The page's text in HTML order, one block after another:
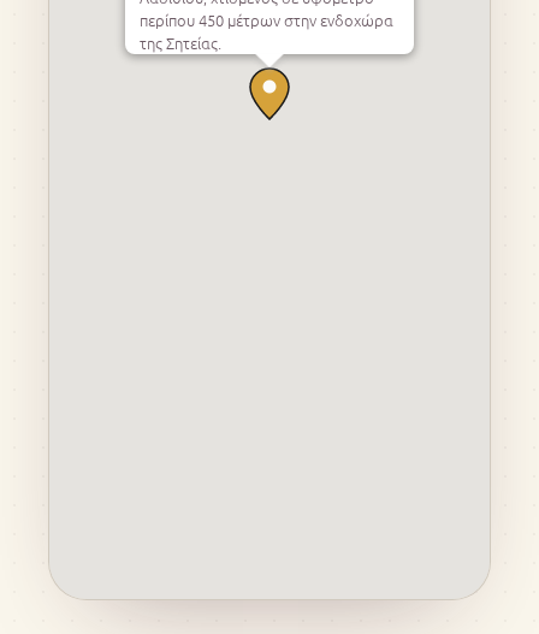
περίπου 450 μέτρων στην ενδοχώρα
της Σητείας.